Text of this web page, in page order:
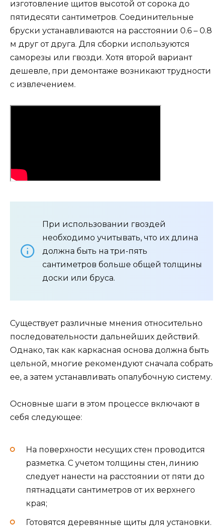
изготовление щитов высотой от сорока до
пятидесяти сантиметров. Соединительные
бруски устанавливаются на расстоянии 0.6 – 0.8
м друг от друга. Для сборки используются
саморезы или гвозди. Хотя второй вариант
дешевле, при демонтаже возникают трудности
с извлечением.
При использовании гвоздей
необходимо учитывать, что их длина
должна быть на три-пять
сантиметров больше общей толщины
доски или бруса.
Существует различные мнения относительно
последовательности дальнейших действий.
Однако, так как каркасная основа должна быть
цельной, многие рекомендуют сначала собрать
ее, а затем устанавливать опалубочную систему.
Основные шаги в этом процессе включают в
себя следующее:
На поверхности несущих стен проводится
разметка. С учетом толщины стен, линию
следует нанести на расстоянии от пяти до
пятнадцати сантиметров от их верхнего
края;
Готовятся деревянные щиты для установки.